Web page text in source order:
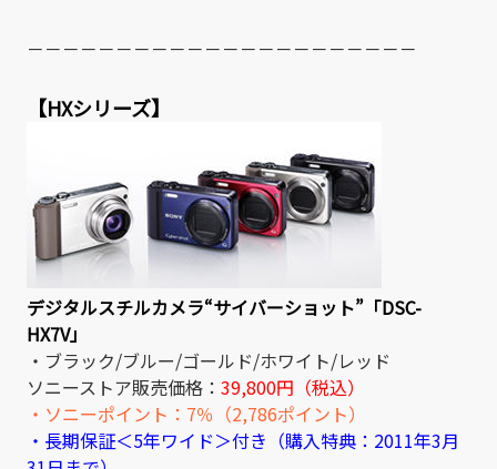
－－－－－－－－－－－－－－－－－－－－－－
【HXシリーズ】
デジタルスチルカメラ“サイバーショット”「DSC-
HX7V」
・ブラック/ブルー/ゴールド/ホワイト/レッド
ソニーストア販売価格： 39,800円（税込）
・ソニーポイント：7％（2,786ポイント）
・長期保証＜5年ワイド＞付き（購入特典：2011年3月